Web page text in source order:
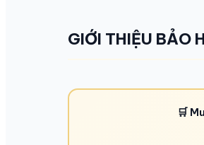
GIỚI THIỆU BẢO
🛒